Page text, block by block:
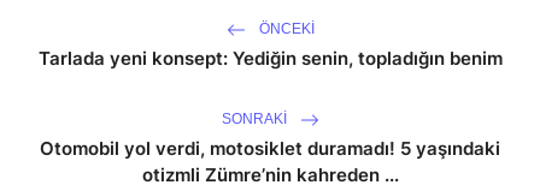
ÖNCEKI
Tarlada yeni konsept: Yediğin senin, topladığın benim
SONRAKI
Otomobil yol verdi, motosiklet duramadı! 5 yaşındaki
otizmli Zümre’nin kahreden ...